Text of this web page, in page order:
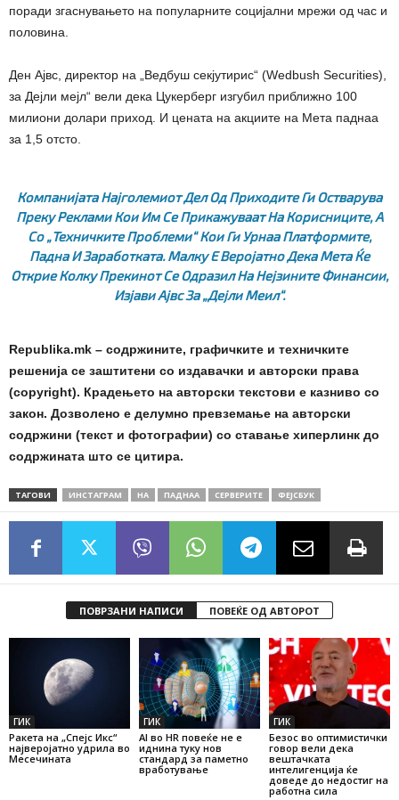
поради згаснувањето на популарните социјални мрежи од час и
половина.
Ден Ајвс, директор на „Ведбуш секјутирис“ (Wedbush Securities),
за Дејли мејл“ вели дека Цукерберг изгубил приближно 100
милиони долари приход. И цената на акциите на Мета паднаа
за 1,5 отсто.
Компанијата Најголемиот Дел Од Приходите Ги Остварува
Преку Реклами Кои Им Се Прикажуваат На Корисниците, А
Со „техничките Проблеми“ Кои Ги Урнаа Платформите,
Падна И Заработката. Малку Е Веројатно Дека Мета Ќе
Открие Колку Прекинот Се Одразил На Нејзините Финансии,
Изјави Ајвс За „Дејли Меил“.
Republika.mk – содржините, графичките и техничките
решенија се заштитени со издавачки и авторски права
(copyright). Крадењето на авторски текстови е казниво со
закон. Дозволено е делумно превземање на авторски
содржини (текст и фотографии) со ставање хиперлинк до
содржината што се цитира.
ТАГОВИ ИНСТАГРАМ НА ПАДНАА СЕРВЕРИТЕ ФЕЈСБУК
ПОВРЗАНИ НАПИСИ ПОВЕЌЕ ОД АВТОРОТ
ГИК
Ракета на „Спејс Икс“
најверојатно удрила во
Месечината
ГИК
AI во HR повеќе не е
иднина туку нов
стандард за паметно
вработување
ГИК
Безос во оптимистички
говор вели дека
вештачката
интелигенција ќе
доведе до недостиг на
работна сила